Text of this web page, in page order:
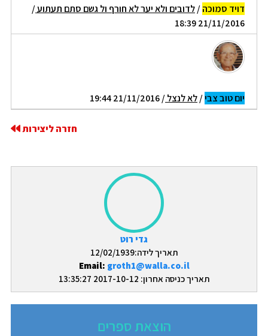
גדי רוט
תאריך לידה:12/02/1939
Email: groth1@walla.co.il
תאריך כניסה אחרון: 2017-10-12 13:35:27
הוצאת ספרים
דויד סמוכה/לדובים ולא יער לא חורף ול גשם סתם תעתוע/
21/11/2016 18:39
יום טוב צבי/לא לנצל/ 21/11/2016 19:44
חזרה ליצירות